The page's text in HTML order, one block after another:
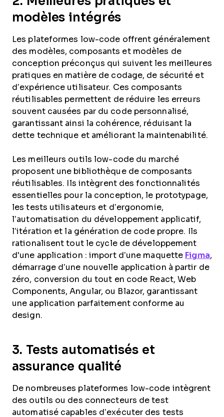
modèles intégrés
Les plateformes low-code offrent généralement
des modèles, composants et modèles de
conception préconçus qui suivent les meilleures
pratiques en matière de codage, de sécurité et
d’expérience utilisateur. Ces composants
réutilisables permettent de réduire les erreurs
souvent causées par du code personnalisé,
garantissant ainsi la cohérence, réduisant la
dette technique et améliorant la maintenabilité.
Les meilleurs outils low-code du marché
proposent une bibliothèque de composants
réutilisables. Ils intègrent des fonctionnalités
essentielles pour la conception, le prototypage,
les tests utilisateurs et d’ergonomie,
l’automatisation du développement applicatif,
l’itération et la génération de code propre. Ils
rationalisent tout le cycle de développement
d'une application : import d’une maquette Figma,
démarrage d’une nouvelle application à partir de
zéro, conversion du tout en code React, Web
Components, Angular, ou Blazor, garantissant
une application parfaitement conforme au
design.
3. Tests automatisés et
assurance qualité
De nombreuses plateformes low-code intègrent
des outils ou des connecteurs de test
automatisé capables d’exécuter des tests